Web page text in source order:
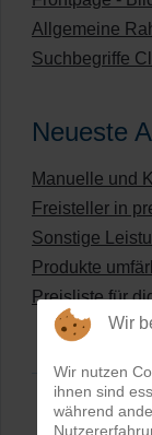
Allgemeine
Suchbegriffe
Neueste
Manuelle und
Freisteller in
Sonstige
Produkte
Preisliste für
Wir
Wir nutzen
ihnen sind
während